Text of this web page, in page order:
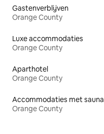
Gastenverblijven
Orange County
Luxe accommodaties
Orange County
Aparthotel
Orange County
Accommodaties met sauna
Orange County